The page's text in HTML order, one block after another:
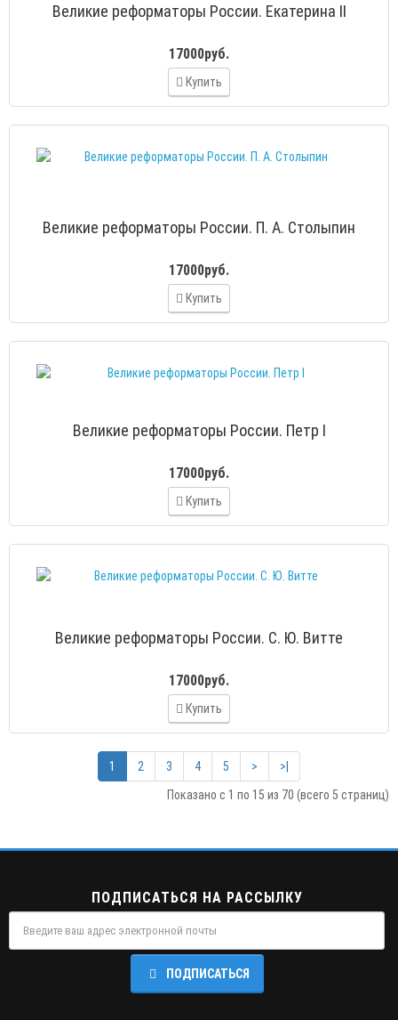
Великие реформаторы России. Екатерина II
17000руб.
Купить
Великие реформаторы России. П. А. Столыпин
17000руб.
Купить
Великие реформаторы России. Петр I
17000руб.
Купить
Великие реформаторы России. С. Ю. Витте
17000руб.
Купить
1 2 3 4 5 >
>|
Показано с 1 по 15 из 70 (всего 5 страниц)
ПОДПИСАТЬСЯ НА РАССЫЛКУ
ПОДПИСАТЬСЯ